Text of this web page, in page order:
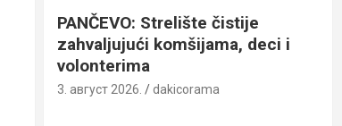
PANČEVO: Strelište čistije
zahvaljujući komšijama, deci i
volonterima
3. август 2026. dakicorama